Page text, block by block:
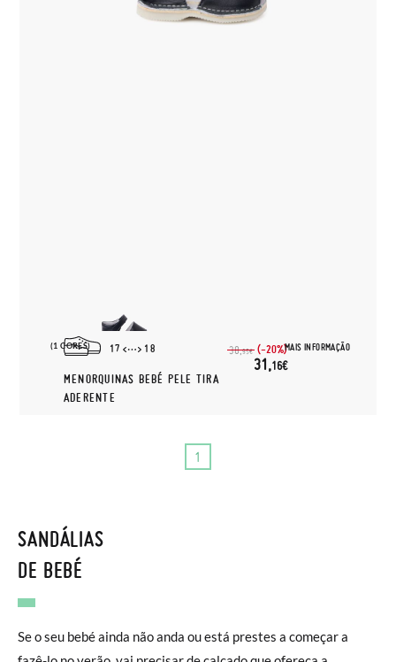
(1 CORES) MAIS INFORMAÇÃO
17 18
MENORQUINAS BEBÉ PELE TIRA
ADERENTE
38,95€ (-20%)
31,16€
1
SANDÁLIAS
DE BEBÉ
Se o seu bebé ainda não anda ou está prestes a começar a